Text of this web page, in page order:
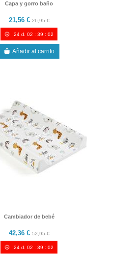
Capa y gorro baño
21,56 €26,95 €
24 d. 02 :39 :00
Añadir al carrito
Cambiador de bebé
42,36 €52,95 €
24 d. 02 :39 :00